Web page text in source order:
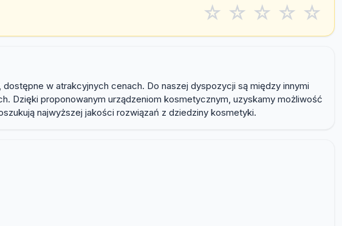
☆ ☆ ☆ ☆ ☆
w atrakcyjnych cenach. Do naszej dyspozycji są między innymi
Dzięki proponowanym urządzeniom kosmetycznym, uzyskamy możliwość
najwyższej jakości rozwiązań z dziedziny kosmetyki.